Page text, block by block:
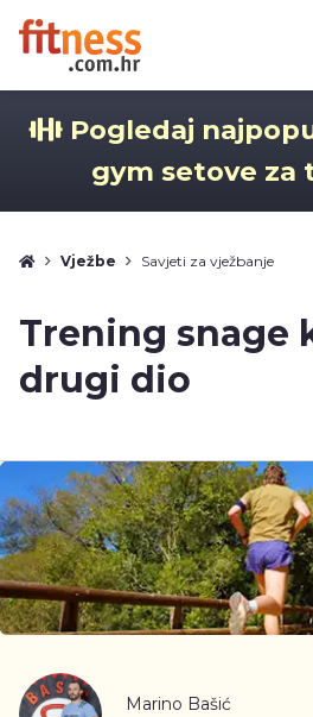
Pogledaj
gym setove za
Vježbe Savjeti za vježbanje
Trening snage
drugi dio
Marino Bašić